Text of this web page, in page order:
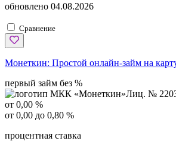
обновлено 04.08.2026
Сравнение
Монеткин: Простой онлайн-займ на
первый займ без %
Лиц. №
от 0,00 %
от 0,00 до 0,80 %
процентная ставка